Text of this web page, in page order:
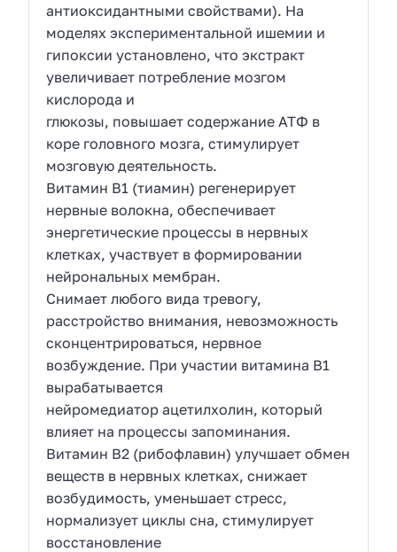
антиоксидантными свойствами). На
моделях экспериментальной ишемии и
гипоксии установлено, что экстракт
увеличивает потребление мозгом
кислорода и
глюкозы, повышает содержание АТФ в
коре головного мозга, стимулирует
мозговую деятельность.
Витамин В1 (тиамин) регенерирует
нервные волокна, обеспечивает
энергетические процессы в нервных
клетках, участвует в формировании
нейрональных мембран.
Снимает любого вида тревогу,
расстройство внимания, невозможность
сконцентрироваться, нервное
возбуждение. При участии витамина В1
вырабатывается
нейромедиатор ацетилхолин, который
влияет на процессы запоминания.
Витамин В2 (рибофлавин) улучшает обмен
веществ в нервных клетках, снижает
возбудимость, уменьшает стресс,
нормализует циклы сна, стимулирует
восстановление